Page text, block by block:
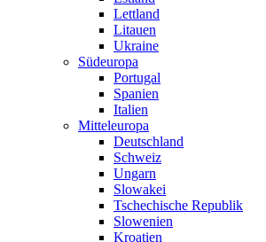
Lettland
Litauen
Ukraine
Südeuropa
Portugal
Spanien
Italien
Mitteleuropa
Deutschland
Schweiz
Ungarn
Slowakei
Tschechische Republik
Slowenien
Kroatien